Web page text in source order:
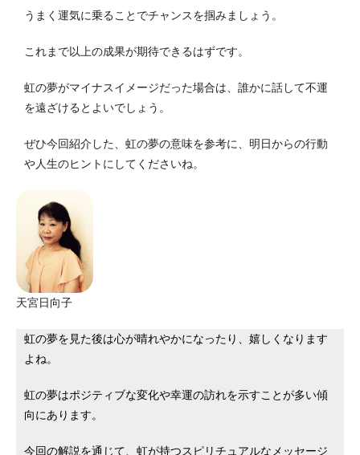
うまく運気に乗ることでチャンスを掴みましょう。
これまで以上の成果が期待できるはずです。
虹の夢がマイナスイメージだった場合は、誰かに話して不運
を遠ざけるとよいでしょう。
ぜひ今回紹介した、虹の夢の意味を参考に、明日からの行動
や人生のヒントにしてくださいね。
天宮日向子
虹の夢を見た後は心が晴れやかになったり、嬉しくなります
よね。
虹の夢はポジティブな変化や幸運の訪れを示すことが多い傾
向にあります。
今回の解説を通じて、虹が持つスピリチュアルなメッセージ